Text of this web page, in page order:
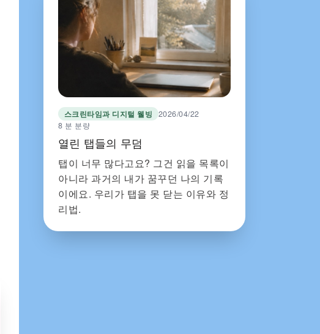
스크린타임과 디지털 웰빙 2026/04/22
8 분 분량
열린 탭들의 무덤
탭이 너무 많다고요? 그건 읽을 목록이
아니라 과거의 내가 꿈꾸던 나의 기록
이에요. 우리가 탭을 못 닫는 이유와 정
리법.